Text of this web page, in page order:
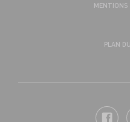
MENTIONS
PLAN